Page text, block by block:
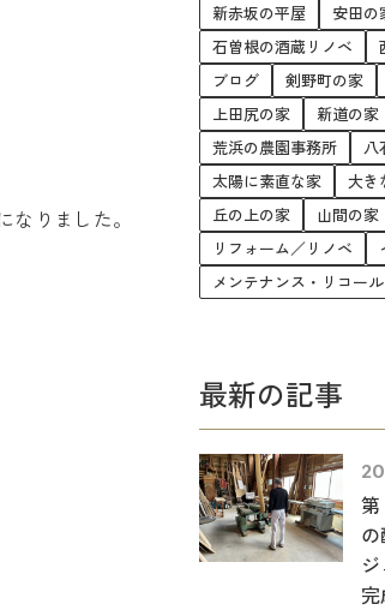
りました。
新赤坂の平屋 安田の
石曽根の酒蔵リノベ
ブログ
剣野町の家
上田尻の家
新道の家
荒浜の農園事務所
八
太陽に素直な家
大き
丘の上の家
山間の家
リフォーム／リノベ
メンテナンス・リコール
最新の記事